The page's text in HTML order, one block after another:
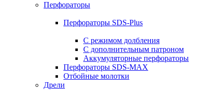
Перфораторы
Перфораторы SDS-Plus
С режимом долбления
С дополнительным патроном
Аккумуляторные перфораторы
Перфораторы SDS-MAX
Отбойные молотки
Дрели